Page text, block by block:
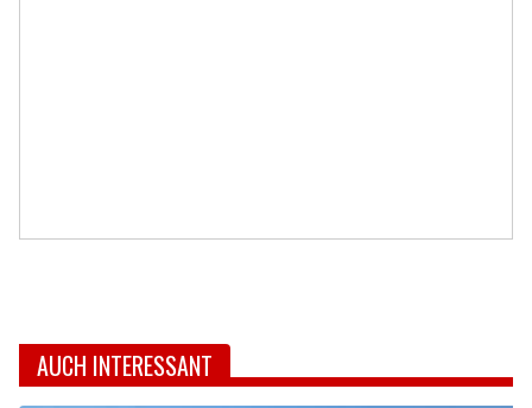
AUCH INTERESSANT